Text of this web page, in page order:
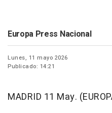
Europa Press Nacional
Lunes, 11 mayo 2026
Publicado: 14:21
MADRID 11 May.